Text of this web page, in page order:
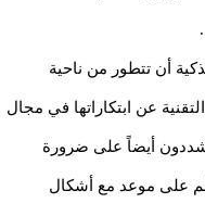
أن تتطور من ناحية
عن ابتكاراتها في مجال
يشددون أيضاً على ضرورة
على موعد مع أشكال